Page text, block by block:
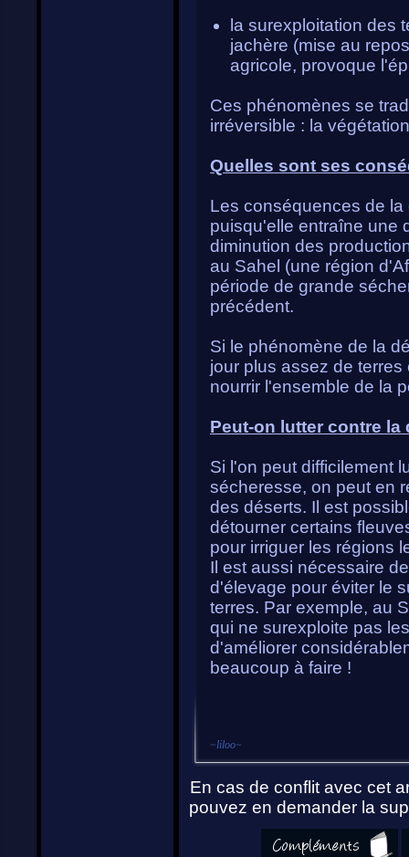
la surexploitation des
jachère (mise au
agricole, provoque
Ces phénomènes se
irréversible : la
Quelles sont ses
Les conséquences de
puisqu'elle entraîne une
diminution des
au Sahel (une région
période de grande
précédent.
Si le phénomène de la
jour plus assez de
nourrir l'ensemble de la
Peut-on lutter contre la
Si l'on peut difficilement
sécheresse, on peut en
des déserts. Il est
détourner certains
pour irriguer les régions
Il est aussi nécessaire
d'élevage pour éviter le
terres. Par exemple, au
qui ne surexploite pas
d'améliorer
beaucoup à faire !
~liloo~
En cas de conflit avec cet
pouvez en demander la